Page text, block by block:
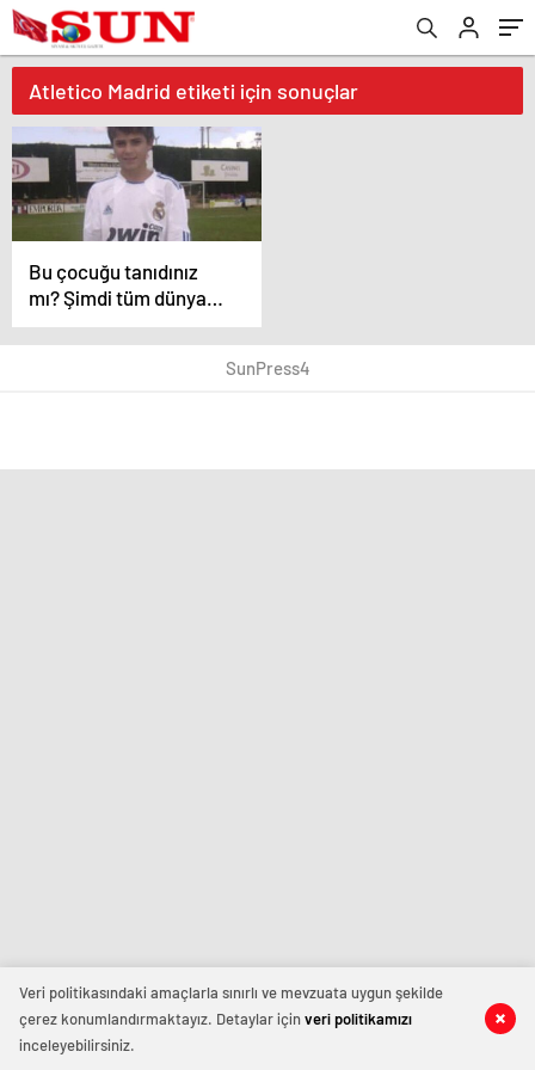
Atletico Madrid etiketi için sonuçlar
Bu çocuğu tanıdınız
mı? Şimdi tüm dünya
peşinde koşuyor
SunPress4
Veri politikasındaki amaçlarla sınırlı ve mevzuata uygun şekilde
çerez konumlandırmaktayız. Detaylar içinveri politikamızı
inceleyebilirsiniz.